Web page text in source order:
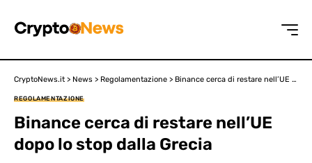
CryptoNews.it > News > Regolamentazione > Binance cerca di restare nell’UE dopo lo stop dalla Grecia
REGOLAMENTAZIONE
Binance cerca di restare nell’UE
dopo lo stop dalla Grecia